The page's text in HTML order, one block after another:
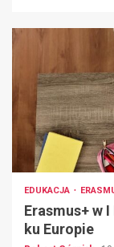
EDUKACJA
Erasmus+ w
ku Europie